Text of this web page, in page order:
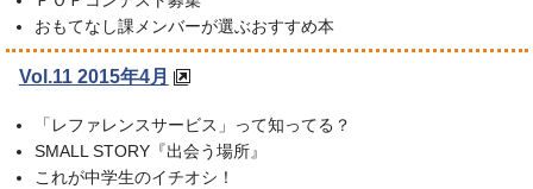
おもてなし課メンバーが選ぶおすすめ本
Vol.11 2015年4月
「レファレンスサービス」って知ってる？
SMALL STORY『出会う場所』
これが中学生のイチオシ！